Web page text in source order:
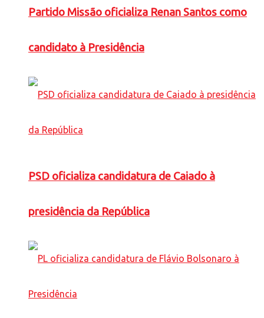
Partido Missão oficializa Renan Santos como
candidato à Presidência
PSD oficializa candidatura de Caiado à
presidência da República